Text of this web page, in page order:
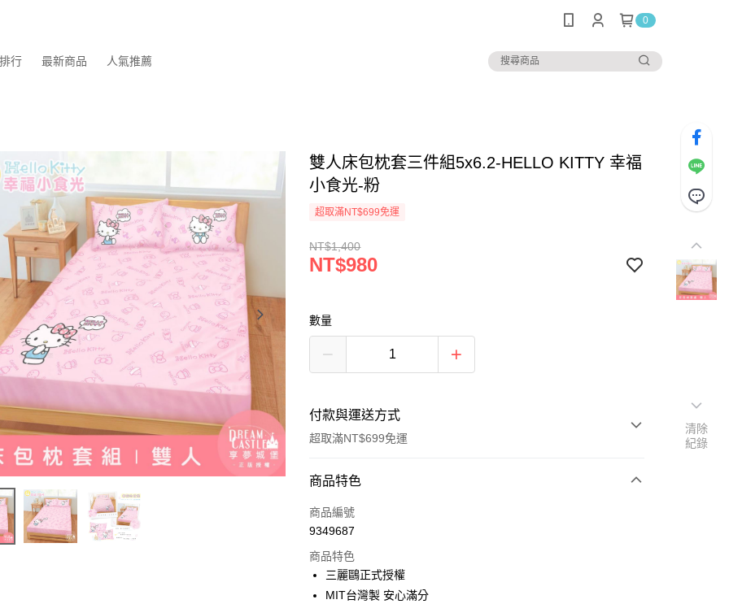
0
行 最新商品 人氣推薦
雙人床包枕套三件組5x6.2-HELLO KITTY 幸福
小食光-粉
超取滿NT$699免運
NT$1,400
NT$980
數量
付款與運送方式
超取滿NT$699免運
付款方式
信用卡一次付款
LINE Pay
Apple Pay
商品特色
商品編號
9349687
商品特色
三麗鷗正式授權
MIT台灣製 安心滿分
清除
紀錄